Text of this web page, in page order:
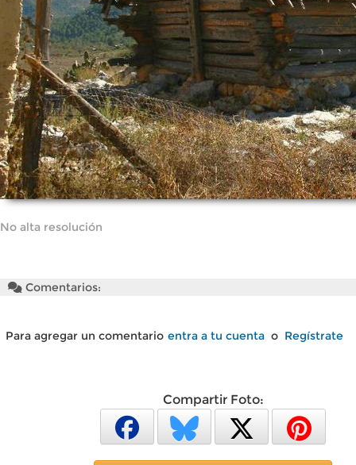
No alta resolución
Comentarios:
Para agregar un comentario entra a tu cuenta o Regístrate
Compartir Foto: